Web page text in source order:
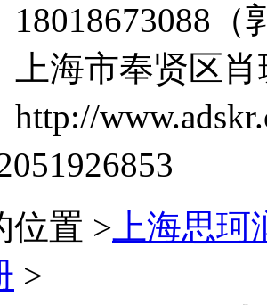
18018673088（
上海市奉贤区肖
http://
位置 > 上海思
>